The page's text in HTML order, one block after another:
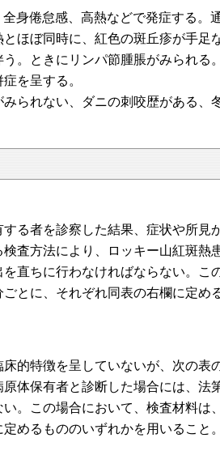
身倦怠感、高熱などで発症する。
ほぼ同時に、紅色の斑丘疹が手足
。ときにリンパ節腫脹がみられる
を呈する。
られない、ダニの刺咬歴がある、
る者を診察した結果、症状や所見
査方法により、ロッキー山紅斑熱
直ちに行わなければならない。こ
とに、それぞれ同表の右欄に定め
的特徴を呈していないが、次の表
体保有者と診断した場合には、法
。この場合において、検査材料は
めるもののいずれかを用いること。